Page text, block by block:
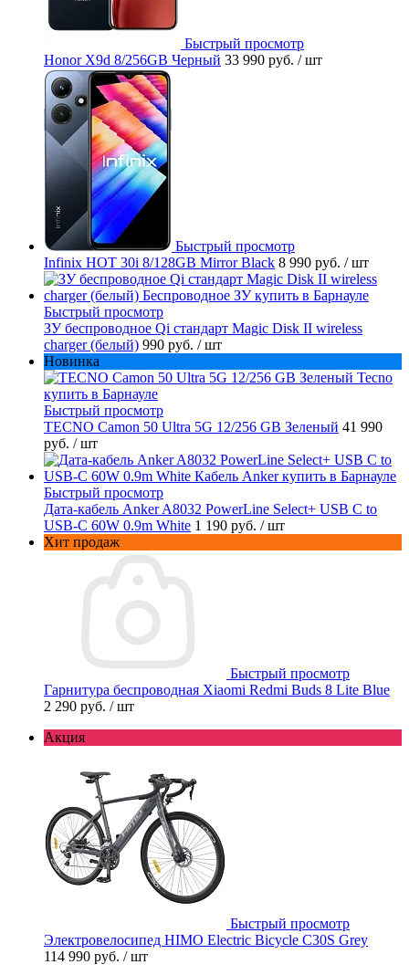
Быстрый просмотр
Honor X9d 8/256GB Черный 33 990 руб. / шт
Быстрый просмотр
Infinix HOT 30i 8/128GB Mirror Black 8 990 руб. / шт
Быстрый просмотр
ЗУ беспроводное Qi стандарт Magic Disk II wireless
charger (белый) 990 руб. / шт
Новинка
Быстрый просмотр
TECNO Camon 50 Ultra 5G 12/256 GB Зеленый 41 990
руб. / шт
Быстрый просмотр
Дата-кабель Anker A8032 PowerLine Select+ USB C to
USB-C 60W 0.9m White 1 190 руб. / шт
Хит продаж
Быстрый просмотр
Гарнитура беспроводная Xiaomi Redmi Buds 8 Lite Blue
2 290 руб. / шт
Акция
Быстрый просмотр
Электровелосипед HIMO Electric Bicycle C30S Grey
114 990 руб. / шт